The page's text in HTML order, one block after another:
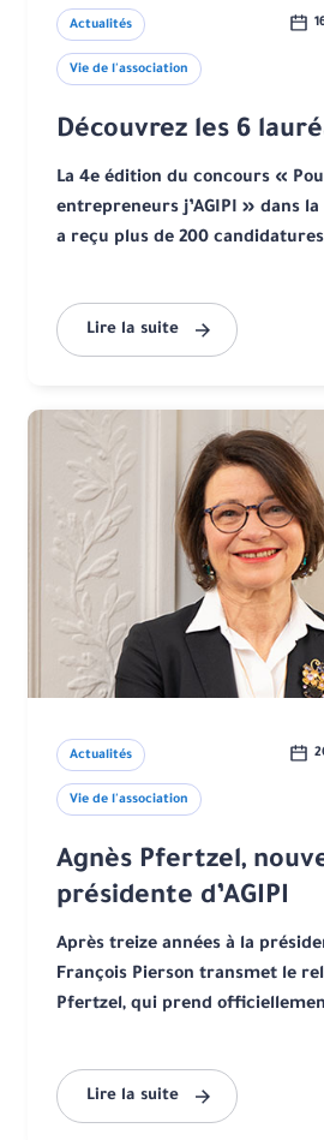
Actualités
Vie de l'association
Découvrez les 6
La 4e édition du concours «
entrepreneurs j’AGIPI » dans
a reçu plus de 200
Lire la suite
Actualités
Vie de l'association
Agnès Pfertzel,
présidente d’AGIPI
Après treize années à la
François Pierson transmet le
Pfertzel, qui prend
Lire la suite